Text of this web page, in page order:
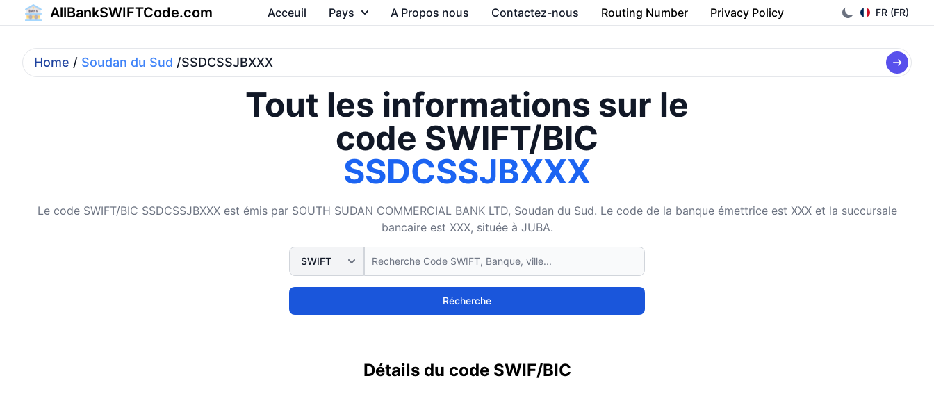
AllBankSWIFTCode.com FR (FR)
Acceuil Pays A Propos nous Contactez-nous Routing Number Privacy Policy
Home / Soudan du Sud /SSDCSSJBXXX
Tout les informations sur le
code SWIFT/BIC
SSDCSSJBXXX
Le code SWIFT/BIC SSDCSSJBXXX est émis par SOUTH SUDAN COMMERCIAL BANK LTD, Soudan du Sud. Le code de la banque émettrice est XXX et la succursale
bancaire est XXX, située à JUBA.
Récherche
Détails du code SWIF/BIC